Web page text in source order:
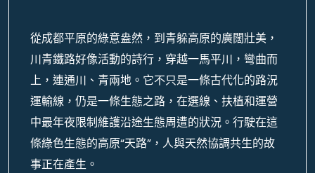
從成都平原的綠意盎然，到青躲高原的廣闊壯美，
川青鐵路好像活動的詩行，穿越一馬平川，彎曲而
上，連通川、青兩地。它不只是一條古代化的路況
運輸線，仍是一條生態之路，在選線、扶植和運營
中最年夜限制維護沿途生態周遭的狀況。行駛在這
條綠色生態的高原“天路”，人與天然協調共生的故
事正在產生。